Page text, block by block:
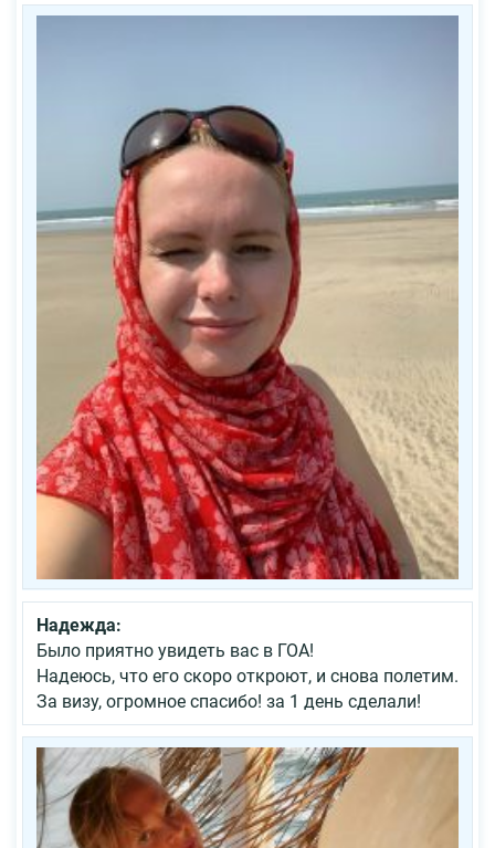
Надежда:
Было приятно увидеть вас в ГОА!
Надеюсь, что его скоро откроют, и снова полетим.
За визу, огромное спасибо! за 1 день сделали!